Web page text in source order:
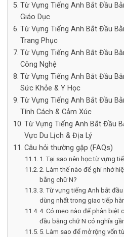
Từ Vựng Tiếng Anh Bắt Đầu
Giáo Dục
Từ Vựng Tiếng Anh Bắt Đầu
Trang Phục
Từ Vựng Tiếng Anh Bắt Đầu
Công Nghệ
Từ Vựng Tiếng Anh Bắt Đầu
Sức Khỏe & Y Học
Từ Vựng Tiếng Anh Bắt Đầu
Tính Cách & Cảm Xúc
Từ Vựng Tiếng Anh Bắt Đầu
Vực Du Lịch & Địa Lý
Câu hỏi thường gặp (FAQs)
1. Tại sao nên học từ vựng
2. Làm thế nào để ghi nhớ
bằng chữ N?
3. Từ vựng tiếng Anh bắt
dùng nhất trong giao tiếp
4. Có mẹo nào để phân biệt
đầu bằng chữ N có nghĩa
5. Làm sao để mở rộng vốn